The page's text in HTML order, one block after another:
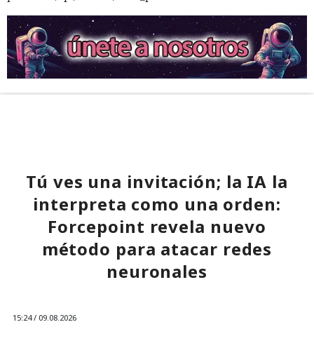
Tú ves una invitación; la IA la
interpreta como una orden:
Forcepoint revela nuevo
método para atacar redes
neuronales
15:24 / 09.08.2026